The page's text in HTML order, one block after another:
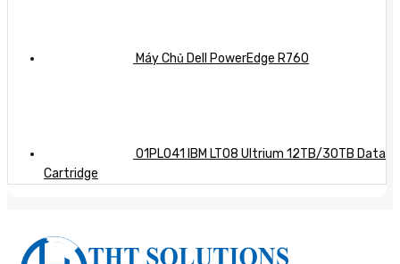
Máy Chủ Dell PowerEdge R760
01PL041 IBM LTO8 Ultrium 12TB/30TB Data
Cartridge